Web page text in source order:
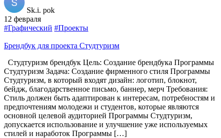
Sk.i. pok
12 февраля
#Графический #Проекты
Брендбук для проекта Студтуризм
Студтуризм брендбук Цель: Создание брендбука Программы
Студтуризм Задача: Создание фирменного стиля Программы
Студтуризм, в который входят дизайн: логотип, блокнот,
бейдж, благодарственное письмо, баннер, мерч Требования:
Стиль должен быть адаптирован к интересам, потребностям и
предпочтениям молодежи и студентов, которые являются
основной целевой аудиторией Программы Студтуризм,
допускается использование и улучшение уже используемых
стилей и наработок Программы […]